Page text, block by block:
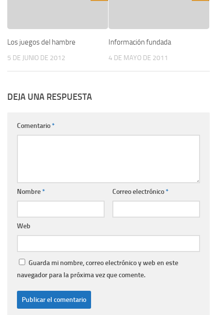
Los juegos del hambre
5 DE JUNIO DE 2012
Información fundada
4 DE MAYO DE 2011
DEJA UNA RESPUESTA
Comentario*
Nombre* Correo electrónico*
Web
Guarda mi nombre, correo electrónico y web en este
navegador para la próxima vez que comente.